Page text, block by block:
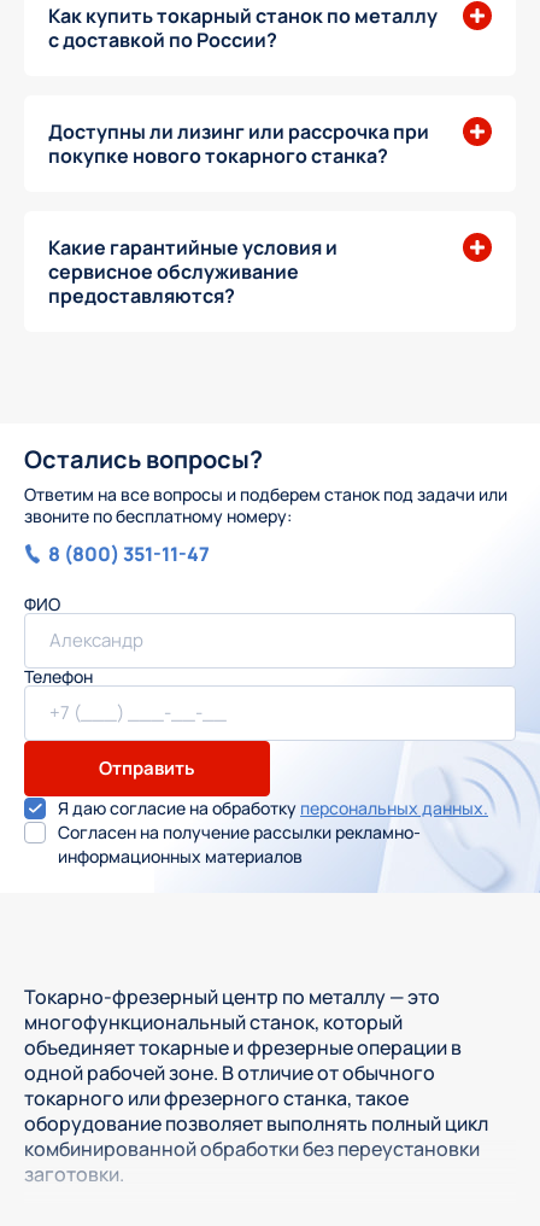
Как купить токарный станок по металлу
с доставкой по России?
Доступны ли лизинг или рассрочка при
покупке нового токарного станка?
Какие гарантийные условия и
сервисное обслуживание
предоставляются?
Остались вопросы?
Ответим на все вопросы и подберем станок под задачи или
звоните по бесплатному номеру:
8 (800) 351-11-47
ФИО
Телефон
Отправить
Я даю согласие на обработку персональных данных.
Согласен на получение рассылки рекламно-
информационных материалов
Токарно-фрезерный центр по металлу — это
многофункциональный станок, который
объединяет токарные и фрезерные операции в
одной рабочей зоне. В отличие от обычного
токарного или фрезерного станка, такое
оборудование позволяет выполнять полный цикл
комбинированной обработки без переустановки
заготовки.